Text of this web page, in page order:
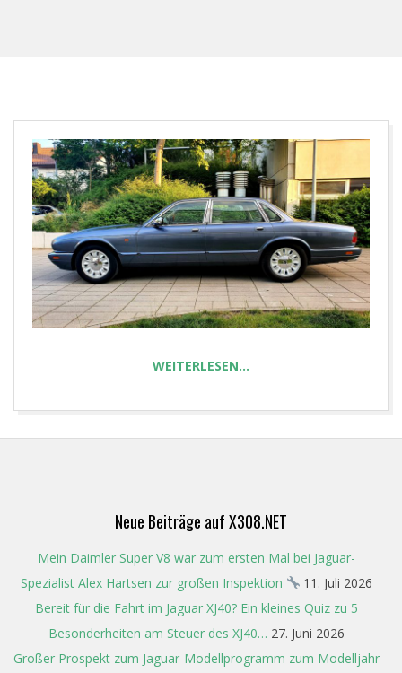
T
WEITERLESEN…
Neue Beiträge auf X308.NET
Mein Daimler Super V8 war zum ersten Mal bei Jaguar-
Spezialist Alex Hartsen zur großen Inspektion
11. Juli 2026
Bereit für die Fahrt im Jaguar XJ40? Ein kleines Quiz zu 5
Besonderheiten am Steuer des XJ40… 27. Juni 2026
Großer Prospekt zum Jaguar-Modellprogramm zum Modelljahr